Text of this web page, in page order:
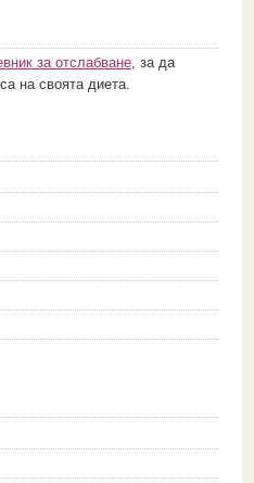
за отслабване, за да
на своята диета.